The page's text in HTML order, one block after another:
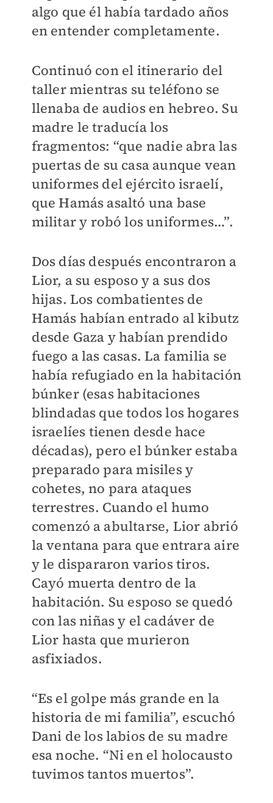
algo que él había tardado años
en entender completamente.
Continuó con el itinerario del
taller mientras su teléfono se
llenaba de audios en hebreo. Su
madre le traducía los
fragmentos: “que nadie abra las
puertas de su casa aunque vean
uniformes del ejército israelí,
que Hamás asaltó una base
militar y robó los uniformes…”.
Dos días después encontraron a
Lior, a su esposo y a sus dos
hijas. Los combatientes de
Hamás habían entrado al kibutz
desde Gaza y habían prendido
fuego a las casas. La familia se
había refugiado en la habitación
búnker (esas habitaciones
blindadas que todos los hogares
israelíes tienen desde hace
décadas), pero el búnker estaba
preparado para misiles y
cohetes, no para ataques
terrestres. Cuando el humo
comenzó a abultarse, Lior abrió
la ventana para que entrara aire
y le dispararon varios tiros.
Cayó muerta dentro de la
habitación. Su esposo se quedó
con las niñas y el cadáver de
Lior hasta que murieron
asfixiados.
“Es el golpe más grande en la
historia de mi familia”, escuchó
Dani de los labios de su madre
esa noche. “Ni en el holocausto
tuvimos tantos muertos”.